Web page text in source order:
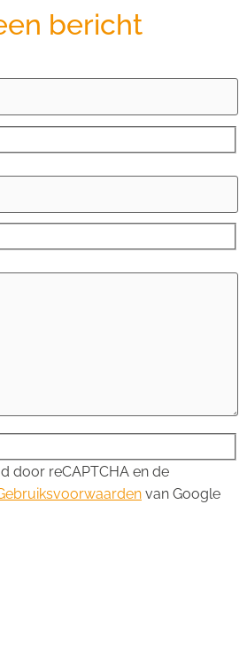
bericht
door reCAPTCHA en de
van Google